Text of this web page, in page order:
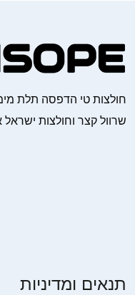
חולצות טי הדפסה תלת
שרוול קצר וחולצות
תנאים ומדיניות